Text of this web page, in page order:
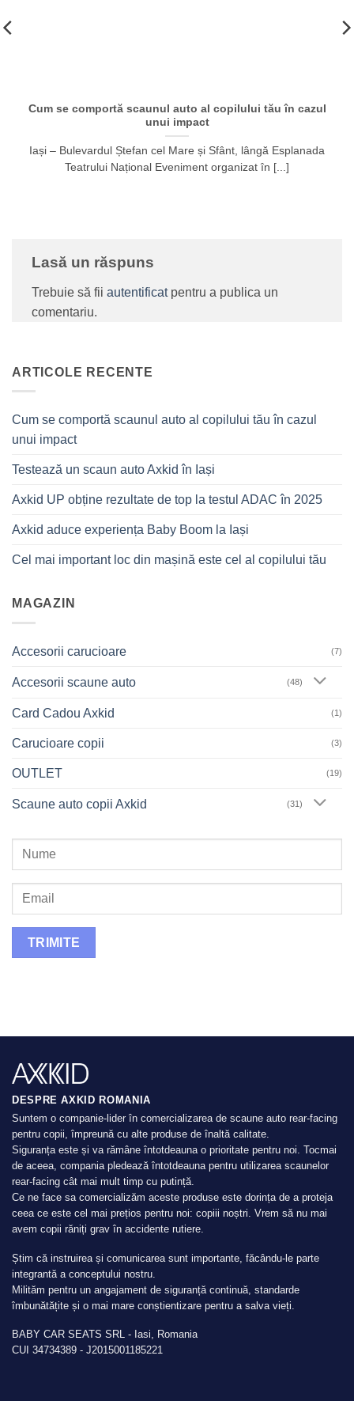
Cum se comportă scaunul auto al copilului tău în cazul
unui impact
Iași – Bulevardul Ștefan cel Mare și Sfânt, lângă Esplanada
Teatrului Național Eveniment organizat în [...]
Lasă un răspuns
Trebuie să fii autentificatpentru a publica un
comentariu.
ARTICOLE RECENTE
Cum se comportă scaunul auto al copilului tău în cazul
unui impact
Testează un scaun auto Axkid în Iași
Axkid UP obține rezultate de top la testul ADAC în 2025
Axkid aduce experiența Baby Boom la Iași
Cel mai important loc din mașină este cel al copilului tău
MAGAZIN
Accesorii carucioare (7)
Accesorii scaune auto (48)
Card Cadou Axkid (1)
Carucioare copii (3)
OUTLET (19)
Scaune auto copii Axkid (31)
DESPRE AXKID ROMANIA
Suntem o companie-lider în comercializarea de scaune auto rear-facing
pentru copii, împreună cu alte produse de înaltă calitate.
Siguranța este și va rămâne întotdeauna o prioritate pentru noi. Tocmai
de aceea, compania pledează întotdeauna pentru utilizarea scaunelor
rear-facing cât mai mult timp cu putință.
Ce ne face sa comercializăm aceste produse este dorința de a proteja
ceea ce este cel mai prețios pentru noi: copiii noștri. Vrem să nu mai
avem copii răniți grav în accidente rutiere.
Știm că instruirea și comunicarea sunt importante, făcându-le parte
integrantă a conceptului nostru.
Milităm pentru un angajament de siguranță continuă, standarde
îmbunătățite și o mai mare conștientizare pentru a salva vieți.
BABY CAR SEATS SRL - Iasi, Romania
CUI 34734389 - J2015001185221